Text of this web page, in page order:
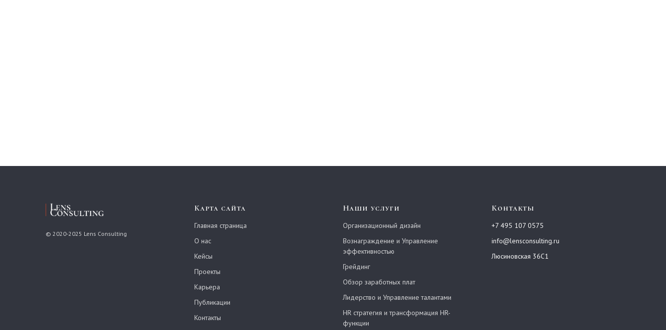
© 2020-2025 Lens Consulting
Карта сайта
Главная страница
О нас
Кейсы
Проекты
Карьера
Публикации
Контакты
Наши услуги
Организационный дизайн
Вознаграждение и Управление
эффективностью
Грейдинг
Обзор заработных плат
Лидерство и Управление талантами
HR стратегия и трансформация HR-
функции
Контакты
+7 495 107 0575
info@lensconsulting.ru
Люсиновская 36С1